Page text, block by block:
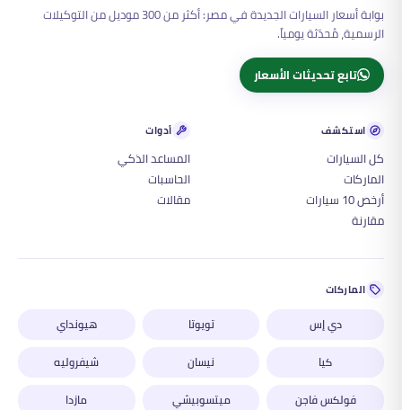
بوابة أسعار السيارات الجديدة في مصر: أكثر من 300 موديل من التوكيلات
الرسمية، مُحدّثة يومياً.
تابع تحديثات الأسعار
استكشف
كل السيارات
الماركات
أرخص 10 سيارات
مقارنة
أدوات
المساعد الذكي
الحاسبات
مقالات
الماركات
دي إس تويوتا
هيونداي
كيا
نيسان
شيفروليه
فولكس فاجن
ميتسوبيشي مازدا